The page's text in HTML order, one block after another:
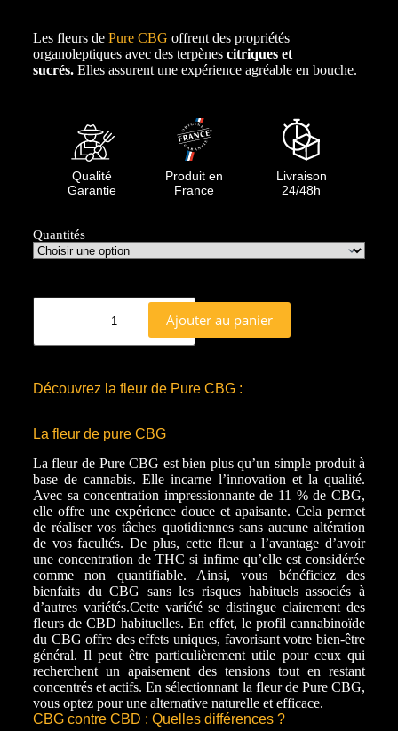
Les fleurs de Pure CBG offrent des propriétés
organoleptiques avec des terpènes citriques et
sucrés.Elles assurent une expérience agréable en bouche.
Qualité
Garantie
Produit en
France
Livraison
24/48h
Quantités
Ajouter au panier
Découvrez la fleur de Pure CBG :
La fleur de pure CBG
La fleur de Pure CBG est bien plus qu’un simple produit à
base de cannabis. Elle incarne l’innovation et la qualité.
Avec sa concentration impressionnante de 11 % de CBG,
elle offre une expérience douce et apaisante. Cela permet
de réaliser vos tâches quotidiennes sans aucune altération
de vos facultés. De plus, cette fleur a l’avantage d’avoir
une concentration de THC si infime qu’elle est considérée
comme non quantifiable. Ainsi, vous bénéficiez des
bienfaits du CBG sans les risques habituels associés à
d’autres variétés.Cette variété se distingue clairement des
fleurs de CBD habituelles. En effet, le profil cannabinoïde
du CBG offre des effets uniques, favorisant votre bien-être
général. Il peut être particulièrement utile pour ceux qui
recherchent un apaisement des tensions tout en restant
concentrés et actifs. En sélectionnant la fleur de Pure CBG,
vous optez pour une alternative naturelle et efficace.
CBG contre CBD : Quelles différences ?